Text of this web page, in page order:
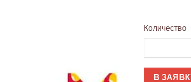
Количество
В